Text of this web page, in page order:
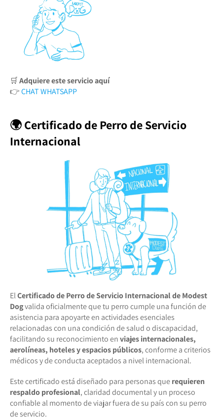
🛒Adquiere este servicio aquí
👉CHAT WHATSAPP
🌍 Certificado de Perro de Servicio
Internacional
ElCertificado de Perro de Servicio Internacional de Modest
Dogvalida oficialmente que tu perro cumple una función de
asistencia para apoyarte en actividades esenciales
relacionadas con una condición de salud o discapacidad,
facilitando su reconocimiento enviajes internacionales,
aerolíneas, hoteles y espacios públicos, conforme a criterios
médicos y de conducta aceptados a nivel internacional.
Este certificado está diseñado para personas querequieren
respaldo profesional, claridad documental y un proceso
confiable al momento de viajar fuera de su país con su perro
de servicio.